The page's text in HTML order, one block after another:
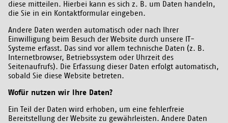
diese mitteilen. Hierbei kann es sich z. B. um Daten handeln,
die Sie in ein Kontaktformular eingeben.
Andere Daten werden automatisch oder nach Ihrer
Einwilligung beim Besuch der Website durch unsere IT-
Systeme erfasst. Das sind vor allem technische Daten (z. B.
Internetbrowser, Betriebssystem oder Uhrzeit des
Seitenaufrufs). Die Erfassung dieser Daten erfolgt automatisch,
sobald Sie diese Website betreten.
Wofür nutzen wir Ihre Daten?
Ein Teil der Daten wird erhoben, um eine fehlerfreie
Bereitstellung der Website zu gewährleisten. Andere Daten